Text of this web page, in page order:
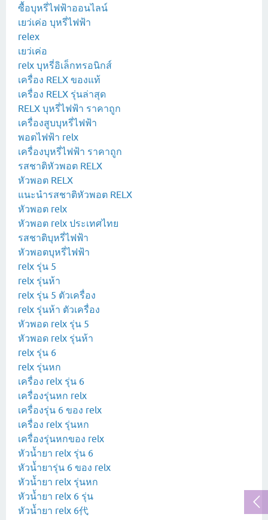
ซื้อบุหรี่ไฟฟ้าออนไลน์
เยว่เค่อ บุหรี่ไฟฟ้า
relex
เยว่เค่อ
relx บุหรี่อิเล็กทรอนิกส์
เครื่อง RELX ของแท้
เครื่อง RELX รุ่นล่าสุด
RELX บุหรี่ไฟฟ้า ราคาถูก
เครื่องสูบบุหรี่ไฟฟ้า
พอตไฟฟ้า relx
เครื่องบุหรี่ไฟฟ้า ราคาถูก
รสชาติหัวพอต RELX
หัวพอต RELX
แนะนำรสชาติหัวพอต RELX
หัวพอต relx
หัวพอต relx ประเทศไทย
รสชาติบุหรี่ไฟฟ้า
หัวพอตบุหรี่ไฟฟ้า
relx รุ่น 5
relx รุ่นห้า
relx รุ่น 5 ตัวเครื่อง
relx รุ่นห้า ตัวเครื่อง
หัวพอด relx รุ่น 5
หัวพอด relx รุ่นห้า
relx รุ่น 6
relx รุ่นหก
เครื่อง relx รุ่น 6
เครื่องรุ่นหก relx
เครื่องรุ่น 6 ของ relx
เครื่อง relx รุ่นหก
เครื่องรุ่นหกของ relx
หัวน้ำยา relx รุ่น 6
หัวน้ำยารุ่น 6 ของ relx
หัวน้ำยา relx รุ่นหก
หัวน้ำยา relx 6 รุ่น
หัวน้ำยา relx 6代